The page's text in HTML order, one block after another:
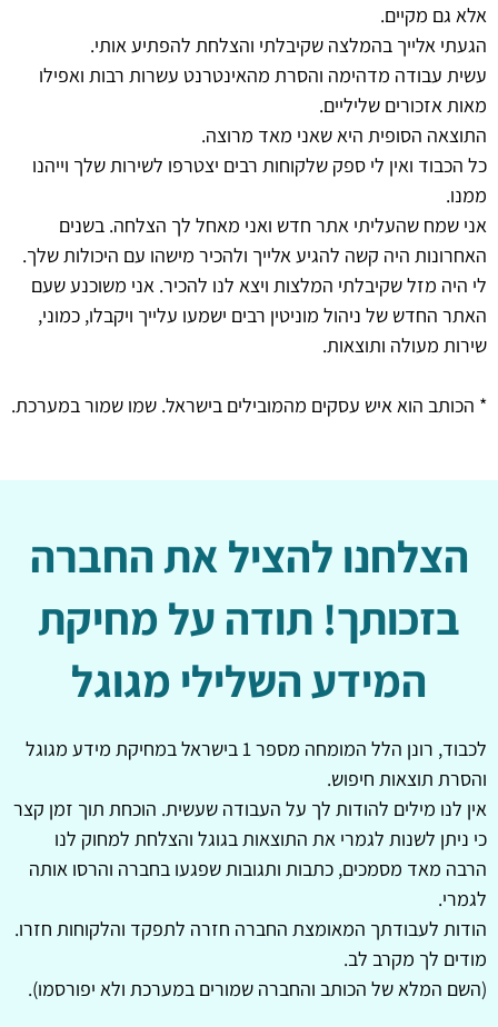
אלא גם מקיים.
הגעתי אלייך בהמלצה שקיבלתי והצלחת להפתיע אותי.
עשית עבודה מדהימה והסרת מהאינטרנט עשרות רבות ואפילו
מאות אזכורים שליליים.
התוצאה הסופית היא שאני מאד מרוצה.
כל הכבוד ואין לי ספק שלקוחות רבים יצטרפו לשירות שלך וייהנו
ממנו.
אני שמח שהעליתי אתר חדש ואני מאחל לך הצלחה. בשנים
האחרונות היה קשה להגיע אלייך ולהכיר מישהו עם היכולות שלך.
לי היה מזל שקיבלתי המלצות ויצא לנו להכיר. אני משוכנע שעם
האתר החדש של ניהול מוניטין רבים ישמעו עלייך ויקבלו, כמוני,
שירות מעולה ותוצאות.
* הכותב הוא איש עסקים מהמובילים בישראל. שמו שמור במערכת.
הצלחנו להציל את החברה
בזכותך! תודה על מחיקת
המידע השלילי מגוגל
לכבוד, רונן הלל המומחה מספר 1 בישראל במחיקת מידע מגוגל
והסרת תוצאות חיפוש.
אין לנו מילים להודות לך על העבודה שעשית. הוכחת תוך זמן קצר
כי ניתן לשנות לגמרי את התוצאות בגוגל והצלחת למחוק לנו
הרבה מאד מסמכים, כתבות ותגובות שפגעו בחברה והרסו אותה
לגמרי.
הודות לעבודתך המאומצת החברה חזרה לתפקד והלקוחות חזרו.
מודים לך מקרב לב.
(השם המלא של הכותב והחברה שמורים במערכת ולא יפורסמו).